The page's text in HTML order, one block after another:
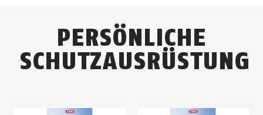
PERSÖNLICHE
SCHUTZAUSRÜSTUNG